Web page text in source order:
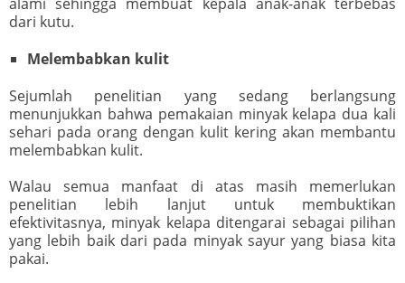
dari kutu.
Melembabkan kulit
Sejumlah penelitian yang sedang berlangsung
menunjukkan bahwa pemakaian minyak kelapa dua kali
sehari pada orang dengan kulit kering akan membantu
melembabkan kulit.
Walau semua manfaat di atas masih memerlukan
penelitian lebih lanjut untuk membuktikan
efektivitasnya, minyak kelapa ditengarai sebagai pilihan
yang lebih baik dari pada minyak sayur yang biasa kita
pakai.